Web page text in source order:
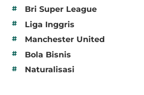
# Bri Super League
# Liga Inggris
# Manchester United
# Bola Bisnis
# Naturalisasi